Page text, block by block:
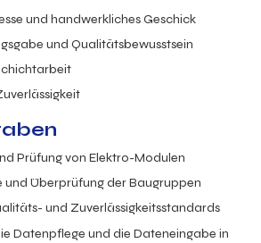
und handwerkliches Geschick
und Qualitätsbewusstsein
Prüfung von Elektro-Modulen
Überprüfung der Baugruppen
und Zuverlässigkeitsstandards
Datenpflege und die Dateneingabe in